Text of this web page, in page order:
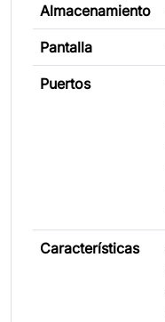
Almacenamiento
Pantalla
Puertos
Características